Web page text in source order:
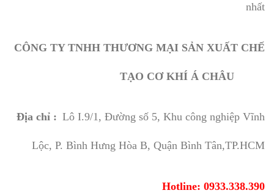
nhất
CÔNG TY TNHH THƯƠNG MẠI SẢN XUẤT CHẾ
TẠO CƠ KHÍ Á CHÂU
Địa chỉ : Lô I.9/1, Đường số 5, Khu công nghiệp Vĩnh
Lộc, P. Bình Hưng Hòa B, Quận Bình Tân,TP.HCM
Hotline: 0933.338.390